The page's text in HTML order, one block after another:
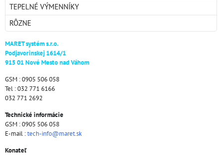
TEPELNÉ VÝMENNÍKY
RÔZNE
MARET systém s.r.o.
Podjavorinskej 1614/1
915 01 Nové Mesto nad Váhom
GSM : 0905 506 058
Tel : 032 771 6166
032 771 2692
Technické informácie
GSM : 0905 506 058
E-mail :tech-info@maret.sk
Konateľ